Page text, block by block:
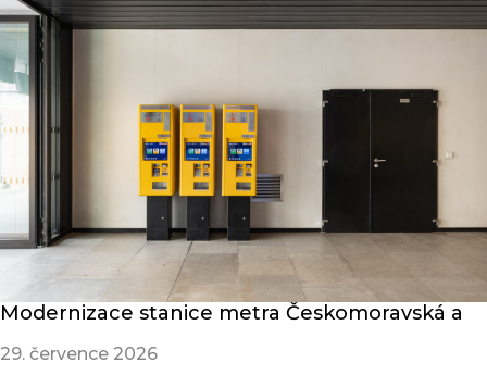
Modernizace stanice metra Českomoravská a
29. července 2026